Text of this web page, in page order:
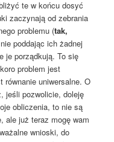
te w końcu dosyć
zaczynają od zebrania
problemu (tak,
nie poddając ich żadnej
je porządkują. To się
problem jest
równanie uniwersalne. O
jeśli pozwolicie, doleję
obliczenia, to nie są
ale już teraz mogę wam
wnioski, do